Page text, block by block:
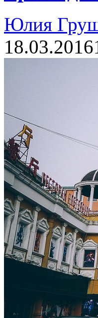
Юлия
18.03.2016